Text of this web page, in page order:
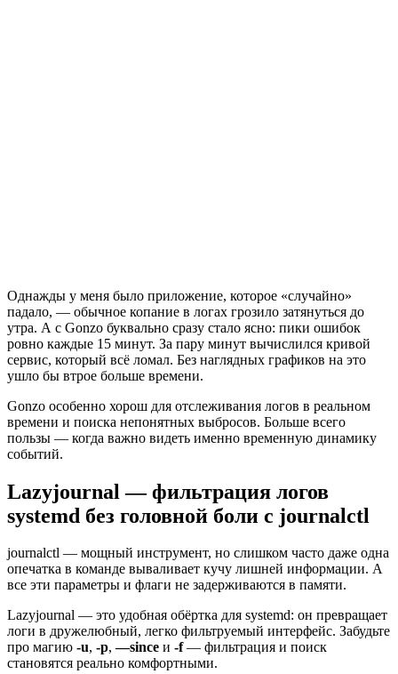
Однажды у меня было приложение, которое «случайно»
падало, — обычное копание в логах грозило затянуться до
утра. А с Gonzo буквально сразу стало ясно: пики ошибок
ровно каждые 15 минут. За пару минут вычислился кривой
сервис, который всё ломал. Без наглядных графиков на это
ушло бы втрое больше времени.
Gonzo особенно хорош для отслеживания логов в реальном
времени и поиска непонятных выбросов. Больше всего
пользы — когда важно видеть именно временную динамику
событий.
Lazyjournal — фильтрация логов
systemd без головной боли с journalctl
journalctl — мощный инструмент, но слишком часто даже одна
опечатка в команде вываливает кучу лишней информации. А
все эти параметры и флаги не задерживаются в памяти.
Lazyjournal — это удобная обёртка для systemd: он превращает
логи в дружелюбный, легко фильтруемый интерфейс. Забудьте
про магию -u, -p,—since и -f— фильтрация и поиск
становятся реально комфортными.